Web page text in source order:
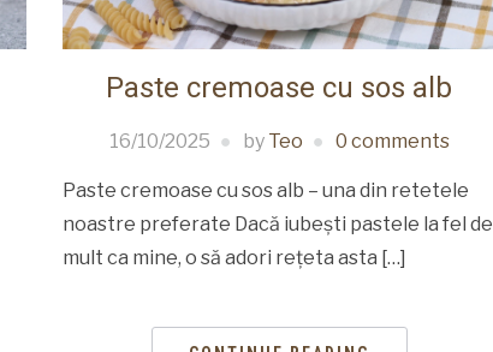
Paste cremoase cu sos alb
16/10/2025 by Teo 0 comments
Paste cremoase cu sos alb – una din retetele
noastre preferate Dacă iubești pastele la fel de
mult ca mine, o să adori rețeta asta […]